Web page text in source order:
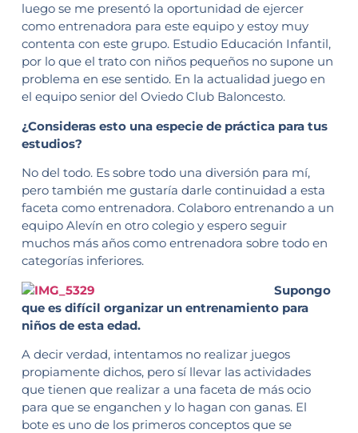
luego se me presentó la oportunidad de ejercer
como entrenadora para este equipo y estoy muy
contenta con este grupo. Estudio Educación Infantil,
por lo que el trato con niños pequeños no supone un
problema en ese sentido. En la actualidad juego en
el equipo senior del Oviedo Club Baloncesto.
¿Consideras esto una especie de práctica para tus
estudios?
No del todo. Es sobre todo una diversión para mí,
pero también me gustaría darle continuidad a esta
faceta como entrenadora. Colaboro entrenando a un
equipo Alevín en otro colegio y espero seguir
muchos más años como entrenadora sobre todo en
categorías inferiores.
Supongo
que es difícil organizar un entrenamiento para
niños de esta edad.
A decir verdad, intentamos no realizar juegos
propiamente dichos, pero sí llevar las actividades
que tienen que realizar a una faceta de más ocio
para que se enganchen y lo hagan con ganas. El
bote es uno de los primeros conceptos que se